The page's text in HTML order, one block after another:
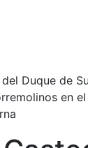
Duque de
en